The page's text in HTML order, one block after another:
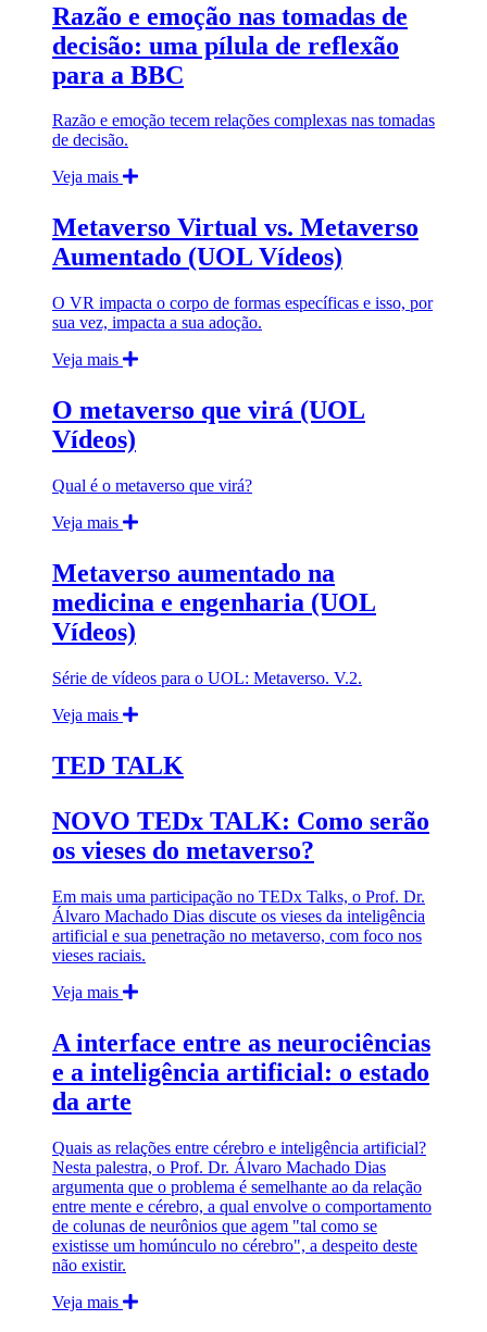
Razão e emoção nas tomadas de
decisão: uma pílula de reflexão
para a BBC
Razão e emoção tecem relações complexas nas tomadas
de decisão.
Veja mais
Metaverso Virtual vs. Metaverso
Aumentado (UOL Vídeos)
O VR impacta o corpo de formas específicas e isso, por
sua vez, impacta a sua adoção.
Veja mais
O metaverso que virá (UOL
Vídeos)
Qual é o metaverso que virá?
Veja mais
Metaverso aumentado na
medicina e engenharia (UOL
Vídeos)
Série de vídeos para o UOL: Metaverso. V.2.
Veja mais
TED TALK
NOVO TEDx TALK: Como serão
os vieses do metaverso?
Em mais uma participação no TEDx Talks, o Prof. Dr.
Álvaro Machado Dias discute os vieses da inteligência
artificial e sua penetração no metaverso, com foco nos
vieses raciais.
Veja mais
A interface entre as neurociências
e a inteligência artificial: o estado
da arte
Quais as relações entre cérebro e inteligência artificial?
Nesta palestra, o Prof. Dr. Álvaro Machado Dias
argumenta que o problema é semelhante ao da relação
entre mente e cérebro, a qual envolve o comportamento
de colunas de neurônios que agem "tal como se
existisse um homúnculo no cérebro", a despeito deste
não existir.
Veja mais